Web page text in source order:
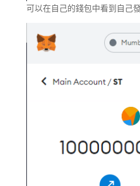
可以在自己的錢包中看到自己